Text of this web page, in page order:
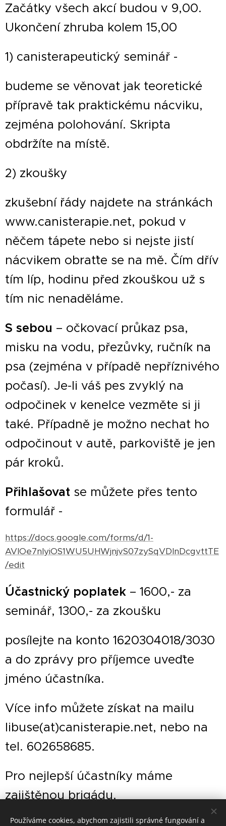
Začátky všech akcí budou v 9,00.
Ukončení zhruba kolem 15,00
1) canisterapeutický seminář -
budeme se věnovat jak teoretické
přípravě tak praktickému nácviku,
zejména polohování. Skripta
obdržíte na místě.
2) zkoušky
zkušební řády najdete na stránkách
www.canisterapie.net, pokud v
něčem tápete nebo si nejste jistí
nácvikem obraťte se na mě. Čím dřív
tím líp, hodinu před zkouškou už s
tím nic nenaděláme.
S sebou – očkovací průkaz psa,
misku na vodu, přezůvky, ručník na
psa (zejména v případě nepříznivého
počasí). Je-li váš pes zvyklý na
odpočinek v kenelce vezměte si ji
také. Případně je možno nechat ho
odpočinout v autě, parkoviště je jen
pár kroků.
Přihlašovat se můžete přes tento
formulář -
https://docs.google.com/forms/d/1-
AVIOe7nlyiOS1WU5UHWjnjvS07zySqVDInDcgvttTE
/edit
Účastnický poplatek – 1600,- za
seminář, 1300,- za zkoušku
posílejte na konto 1620304018/3030
a do zprávy pro příjemce uveďte
jméno účastníka.
Více info můžete získat na mailu
libuse(at)canisterapie.net, nebo na
tel. 602658685.
Pro nejlepší účastníky máme
zajištěnou brigádu.
Používáme cookies, abychom zajistili správné fungování a